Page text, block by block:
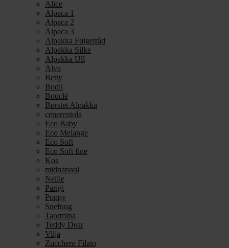
Alice
Alpaca 1
Alpaca 2
Alpaca 3
Alpakka Følgetråd
Alpakka Silke
Alpakka Ull
Alva
Betty
Bodil
Bouclé
Børstet Alpakka
cenerentola
Eco Baby
Eco Melange
Eco Soft
Eco Soft fine
Kos
midnatssol
Nellie
Parigi
Poppy
Snefnug
Taormina
Teddy Dear
Vilja
Zucchero Filato